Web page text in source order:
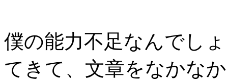
僕の能力不足なんでし
てきて、文章をなかな